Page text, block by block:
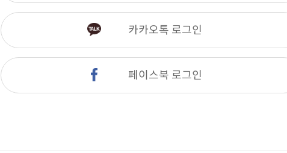
카카오톡 로그인
페이스북 로그인